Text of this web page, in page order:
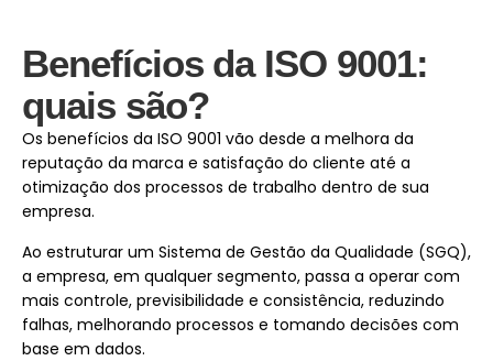
Benefícios da ISO 9001:
quais são?
Os benefícios da ISO 9001 vão desde a melhora da
reputação da marca e satisfação do cliente até a
otimização dos processos de trabalho dentro de sua
empresa.
Ao estruturar um Sistema de Gestão da Qualidade (SGQ),
a empresa, em qualquer segmento, passa a operar com
mais controle, previsibilidade e consistência, reduzindo
falhas, melhorando processos e tomando decisões com
base em dados.